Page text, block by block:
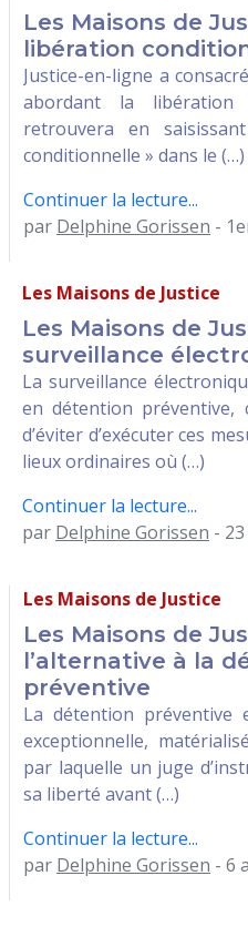
Les Maisons de
libération
Justice-en-ligne a
abordant la libération
retrouvera en
conditionnelle » dans le (…)
Continuer la lecture...
par Delphine Gorissen -
Les Maisons de Justice
Les Maisons de
surveillance
La surveillance
en détention préventive,
d’éviter d’exécuter ces
lieux ordinaires où (…)
Continuer la lecture...
par Delphine Gorissen -
Les Maisons de Justice
Les Maisons de
l’alternative à la
préventive
La détention préventive
exceptionnelle,
par laquelle un juge
sa liberté avant (…)
Continuer la lecture...
par Delphine Gorissen - 6